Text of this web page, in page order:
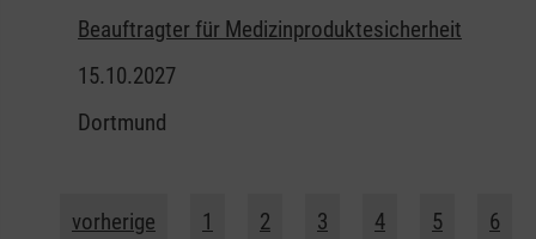
Beauftragter für Medizinproduktesicherheit
15.10.2027
Dortmund
vorherige 1 2 3 4 5 6